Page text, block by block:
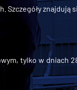
znajdują
tylko w dniach